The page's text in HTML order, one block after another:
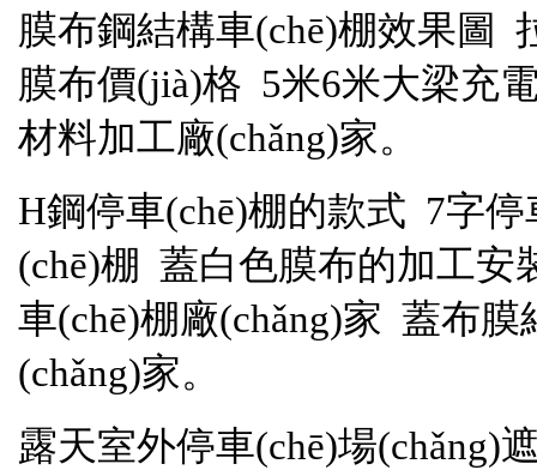
膜布鋼結構車(chē)棚效果圖
膜布價(jià)格 5米6米大梁充
材料加工廠(chǎng)家。
H鋼停車(chē)棚的款式 7字
(chē)棚 蓋白色膜布的加工安
車(chē)棚廠(chǎng)家 蓋布
(chǎng)家。
露天室外停車(chē)場(chǎng)